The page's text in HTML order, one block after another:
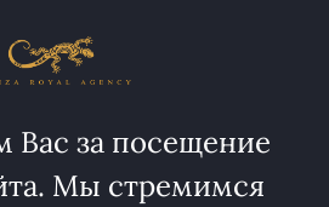
Вас за посещение
Мы стремимся